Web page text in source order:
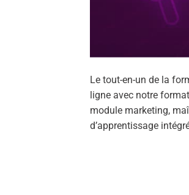
Le tout-en-un de la
ligne avec notre
module marketing,
d’apprentissage